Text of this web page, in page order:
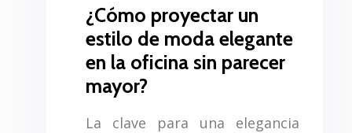
¿Cómo proyectar un
estilo de moda elegante
en la oficina sin parecer
mayor?
La clave para una elegancia